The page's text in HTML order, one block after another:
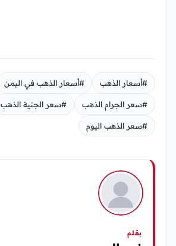
#أسعار الذهب #أسعار الذهب في اليمن
#سعر الجرام الذهب #سعر الجنية الذهب
#سعر الذهب اليوم
بقلم